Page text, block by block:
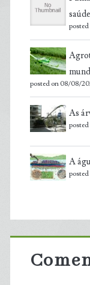
posted on 08/08/
As
A